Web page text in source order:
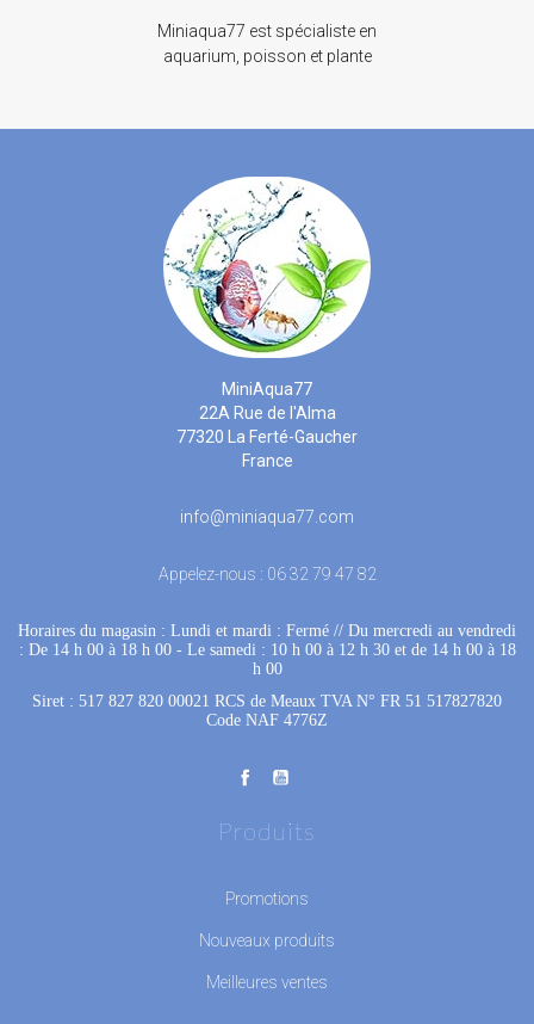
Miniaqua77 est spécialiste en
aquarium, poisson et plante
MiniAqua77
22A Rue de l'Alma
77320 La Ferté-Gaucher
France
info@miniaqua77.com
Appelez-nous : 06 32 79 47 82
Horaires du magasin : Lundi et mardi : Fermé // Du mercredi au vendredi
: De 14 h 00 à 18 h 00 - Le samedi : 10 h 00 à 12 h 30 et de 14 h 00 à 18
h 00
Siret : 517 827 820 00021 RCS de Meaux TVA N° FR 51 517827820
Code NAF 4776Z
Produits
Promotions
Nouveaux produits
Meilleures ventes